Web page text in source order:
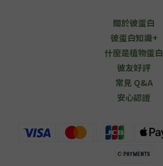
關於彼蛋白
彼蛋白知識+
什麼是植物蛋白
彼友好評
常見 Q&A
安心認證